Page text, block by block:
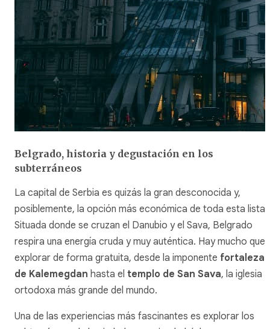
Belgrado, historia y degustación en los
subterráneos
La capital de Serbia es quizás la gran desconocida y,
posiblemente, la opción más económica de toda esta lista.
Situada donde se cruzan el Danubio y el Sava, Belgrado
respira una energía cruda y muy auténtica. Hay mucho que
explorar de forma gratuita, desde la imponente fortaleza
de Kalemegdan hasta el templo de San Sava, la iglesia
ortodoxa más grande del mundo.
Una de las experiencias más fascinantes es explorar los